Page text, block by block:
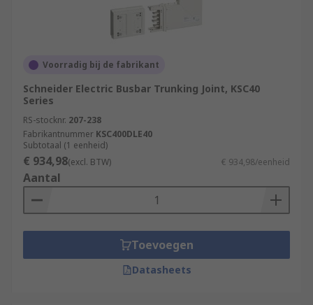
Voorradig bij de fabrikant
Schneider Electric Busbar Trunking Joint, KSC40
Series
RS-stocknr. 207-238
Fabrikantnummer KSC400DLE40
Subtotaal (1 eenheid)
€ 934,98(excl. BTW) € 934,98/eenheid
Aantal
Toevoegen
Datasheets